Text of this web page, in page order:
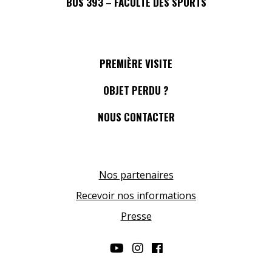
PREMIÈRE VISITE
OBJET PERDU ?
NOUS CONTACTER
Nos partenaires
Recevoir nos informations
Presse